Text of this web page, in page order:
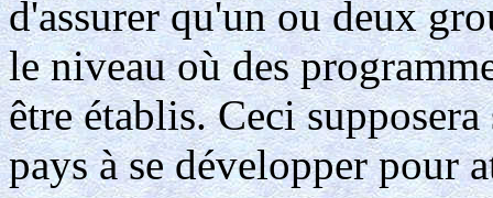
d'assurer qu'un ou deux
le niveau où des
être établis. Ceci
pays à se développer pour